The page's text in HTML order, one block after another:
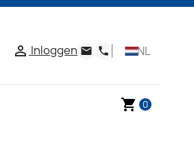
 Inloggen email phone NL
shopping_cart 0